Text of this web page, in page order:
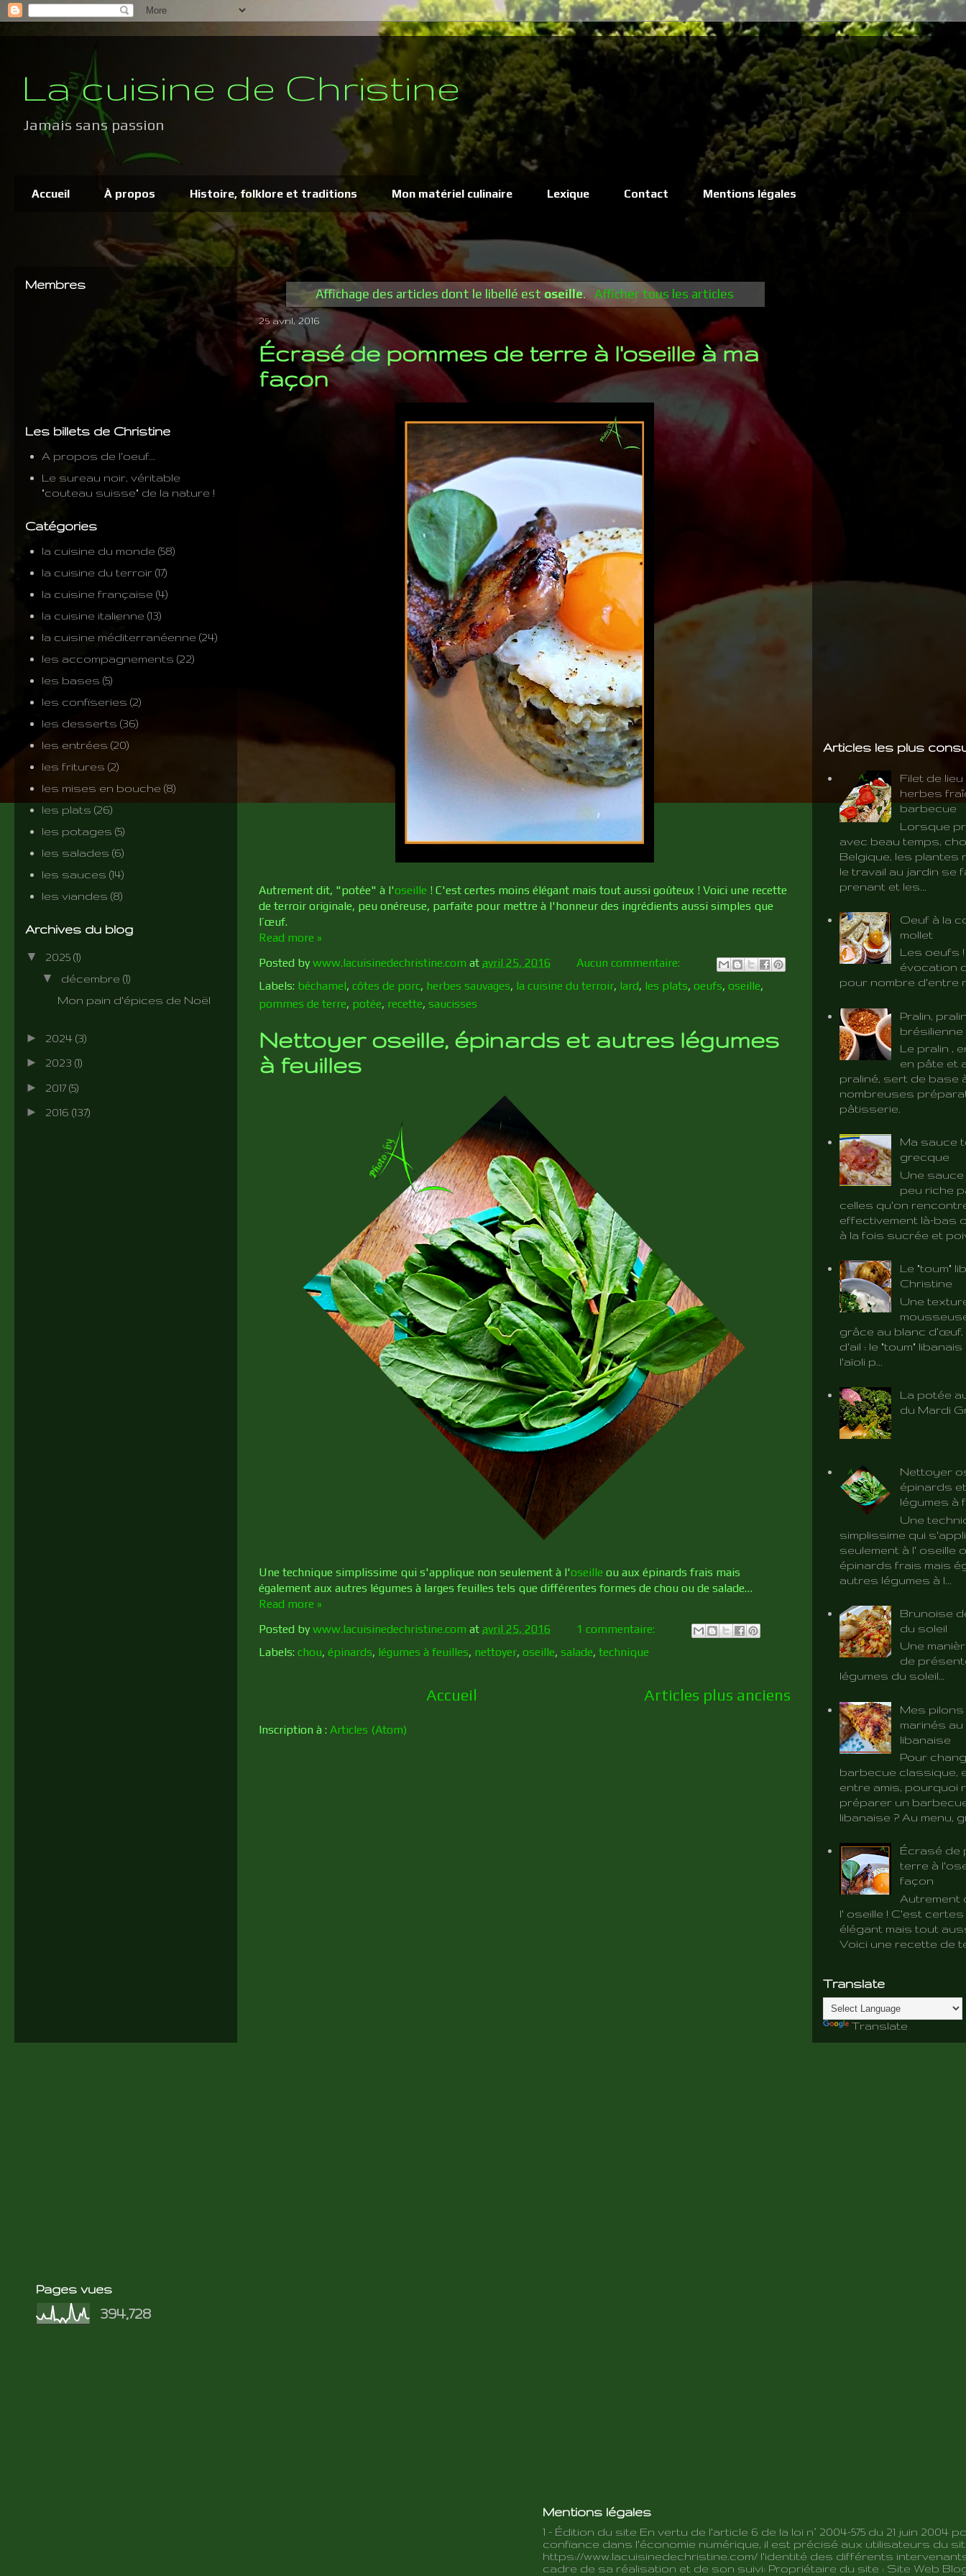
La cuisine de Christine
Jamais sans passion
Accueil À propos Histoire, folklore et traditions Mon matériel culinaire Lexique Contact Mentions légales
Affichage des articles dont le libellé est oseille. Afficher tous les articles
25 avril, 2016
Écrasé de pommes de terre à l'oseille à ma
façon
Autrement dit, "potée" à l'oseille ! C'est certes moins élégant mais tout aussi goûteux ! Voici une recette
de terroir originale, peu onéreuse, parfaite pour mettre à l'honneur des ingrédients aussi simples que
l’œuf.
Read more »
Posted by www.lacuisinedechristine.com at avril 25, 2016
Aucun commentaire:
Labels: béchamel, côtes de porc, herbes sauvages, la cuisine du terroir, lard, les plats, oeufs, oseille,
pommes de terre, potée, recette, saucisses
Nettoyer oseille, épinards et autres légumes
à feuilles
Une technique simplissime qui s'applique non seulement à l'oseille ou aux épinards frais mais
également aux autres légumes à larges feuilles tels que différentes formes de chou ou de salade…
Read more »
Posted by www.lacuisinedechristine.com at avril 25, 2016
1 commentaire:
Labels: chou, épinards, légumes à feuilles, nettoyer, oseille, salade, technique
Articles plus anciens
Accueil
Inscription à : Articles (Atom)
Membres
Les billets de Christine
A propos de l'oeuf...
Le sureau noir, véritable
"couteau suisse" de la nature !
Catégories
la cuisine du monde (58)
la cuisine du terroir (17)
la cuisine française (4)
la cuisine italienne (13)
la cuisine méditerranéenne (24)
les accompagnements (22)
les bases (5)
les confiseries (2)
les desserts (36)
les entrées (20)
les fritures (2)
les mises en bouche (8)
les plats (26)
les potages (5)
les salades (6)
les sauces (14)
les viandes (8)
Archives du blog
▼ 2025 (1)
▼ décembre (1)
Mon pain d'épices de Noël
► 2024 (3)
► 2023 (1)
► 2017 (5)
► 2016 (137)
Articles les plus
Filet de
herbes
barbecue
Lorsque
avec beau temps,
Belgique, les plantes
le travail au jardin se
prenant et les...
Oeuf à la
mollet
Les oeufs
évocation
pour nombre d'entre
Pralin,
brésilienne
Le pralin ,
en pâte et
praliné, sert de base
nombreuses
pâtisserie.
Ma sauce
grecque
Une sauce
peu riche
celles qu'on
effectivement là-bas
à la fois sucrée et
Le "toum"
Christine
Une
grâce au blanc
d'ail : le "toum"
l'aïoli p...
La potée
du Mardi
Nettoyer
épinards
légumes à
Une
simplissime qui
seulement à l' oseille
épinards frais mais
autres légumes à l...
Brunoise
du soleil
Une
de
légumes du soleil…
Mes
marinés
libanaise
Pour
barbecue classique,
entre amis, pourquoi
préparer un
libanaise ? Au menu,
Écrasé de
terre à
façon
Autrement
l' oseille ! C'est certes
élégant mais tout
Voici une recette de
Translate
Translate
Pages vues
394,728
Mentions légales
1 - Édition du site En vertu de l'article 6 de la loi n° 2004-575 du 21 juin 2004
confiance dans l'économie numérique, il est précisé aux utilisateurs du
https://www.lacuisinedechristine.com/ l'identité des différents
cadre de sa réalisation et de son suivi: Propriétaire du site : Site Web